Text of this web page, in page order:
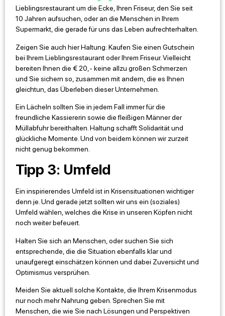
Lieblingsrestaurant um die Ecke, Ihren Friseur, den Sie seit
10 Jahren aufsuchen, oder an die Menschen in Ihrem
Supermarkt, die gerade für uns das Leben aufrechterhalten.
Zeigen Sie auch hier Haltung: Kaufen Sie einen Gutschein
bei Ihrem Lieblingsrestaurant oder Ihrem Friseur. Vielleicht
bereiten Ihnen die € 20,- keine allzu großen Schmerzen
und Sie sichern so, zusammen mit andern, die es Ihnen
gleichtun, das Überleben dieser Unternehmen.
Ein Lächeln sollten Sie in jedem Fall immer für die
freundliche Kassiererin sowie die fleißigen Männer der
Müllabfuhr bereithalten. Haltung schafft Solidarität und
glückliche Momente. Und von beidem können wir zurzeit
nicht genug bekommen.
Tipp 3: Umfeld
Ein inspirierendes Umfeld ist in Krisensituationen wichtiger
denn je. Und gerade jetzt sollten wir uns ein (soziales)
Umfeld wählen, welches die Krise in unseren Köpfen nicht
noch weiter befeuert.
Halten Sie sich an Menschen, oder suchen Sie sich
entsprechende, die die Situation ebenfalls klar und
unaufgeregt einschätzen können und dabei Zuversicht und
Optimismus versprühen.
Meiden Sie aktuell solche Kontakte, die Ihrem Krisenmodus
nur noch mehr Nahrung geben. Sprechen Sie mit
Menschen, die wie Sie nach Lösungen und Perspektiven